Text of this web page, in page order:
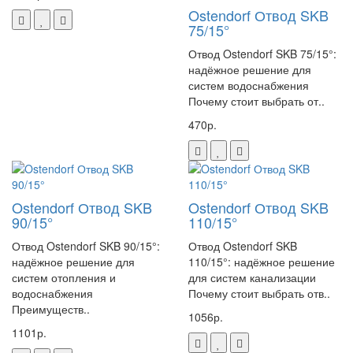
рукомойника/умывальника
• Компактные размеры – легко помещается под душевой кабиной
• Надёжность конструкции – гарантия 2 года
• Экономичность в эксплуатации – низкое энергопотребление
• Бесшумность работы – не мешает повседневным делам
Автоматический поплавковый выключатель
Защита от перегрева
Защита от сухого хода
Предохранительное реле
Защита от засорения (система измельчения)
SFA SANIDOUCHE – это современное решение для организации
водоотведения в любых условиях. Благодаря продуманной
конструкции и высокому качеству исполнения, этот насос станет
надежным помощником на долгие годы. Простота установки,
минимальное обслуживание и высокая эффективность делают его
Ostendorf Отвод SKB
75/15°
Отвод Ostendorf SKB 75/15°:
надёжное решение для
систем водоснабжения
Почему стоит выбрать от..
470р.
Ostendorf Отвод SKB
90/15°
Отвод Ostendorf SKB 90/15°:
надёжное решение для
систем отопления и
водоснабжения
Преимуществ..
1101р.
Ostendorf Отвод SKB
110/15°
Отвод Ostendorf SKB
110/15°: надёжное решение
для систем канализации
Почему стоит выбрать отв..
1056р.